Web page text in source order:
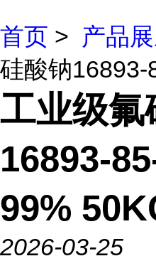
首页 > 产品
硅酸钠16893-
工业级氟
16893-
99%
2026-03-25